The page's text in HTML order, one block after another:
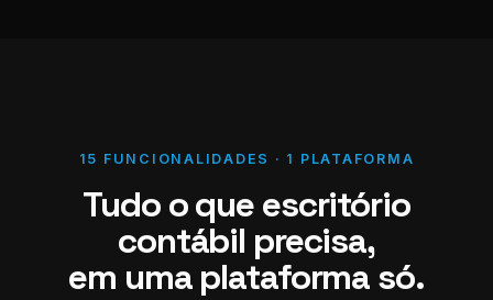
15 FUNCIONALIDADES · 1 PLATAFORMA
Tudo o que escritório
contábil precisa,
em uma plataforma só.